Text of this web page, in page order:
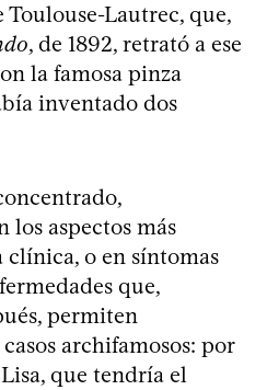
Lautrec, que,
, de 1892, retrató a ese
la famosa pinza
inventado dos
los aspectos más
o en síntomas
que,
permiten
archifamosos: por
que tendría el